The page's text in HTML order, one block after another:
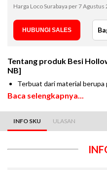
Harga Loco Surabaya per7 Agustus
HUBUNGI SALES
Tentang produk Besi
NB]
Terbuat dari material berupa
Baca selengkapnya...
INFO SKU ULASAN